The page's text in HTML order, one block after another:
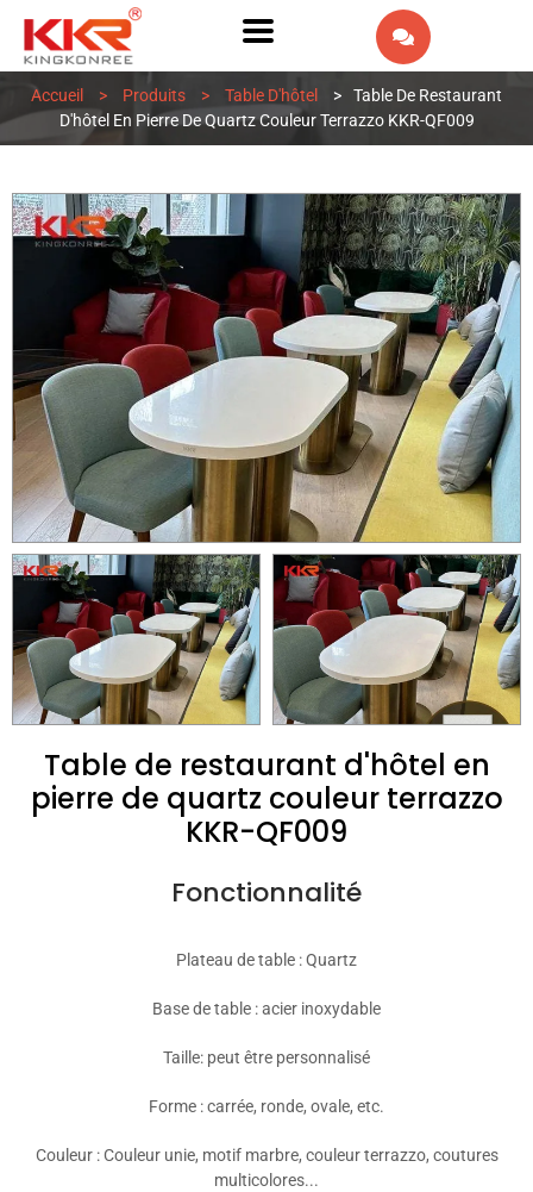
AR
ES
PT
IT
NL
RU
Accueil > Produits > Table D'hôtel >
Table De Restaurant
D'hôtel En Pierre De Quartz Couleur Terrazzo KKR-QF009
Table de restaurant d'hôtel en
pierre de quartz couleur terrazzo
KKR-QF009
Fonctionnalité
Plateau de table : Quartz
Base de table : acier inoxydable
Taille: peut être personnalisé
Forme : carrée, ronde, ovale, etc.
Couleur : Couleur unie, motif marbre, couleur terrazzo, coutures
multicolores...